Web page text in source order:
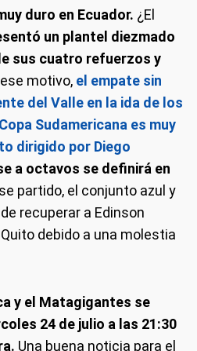
duro en Ecuador. ¿El
un plantel diezmado
sus cuatro refuerzos y
motivo, el empate sin
del Valle en la ida de los
Sudamericana es muy
dirigido por Diego
a octavos se definirá en
partido, el conjunto azul y
recuperar a Edinson
debido a una molestia
y el Matagigantes se
24 de julio a las 21:30
Una buena noticia para el